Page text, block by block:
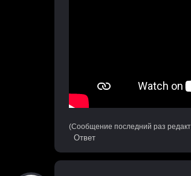
(Сообщение последний раз
Ответ